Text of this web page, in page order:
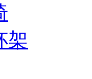
架